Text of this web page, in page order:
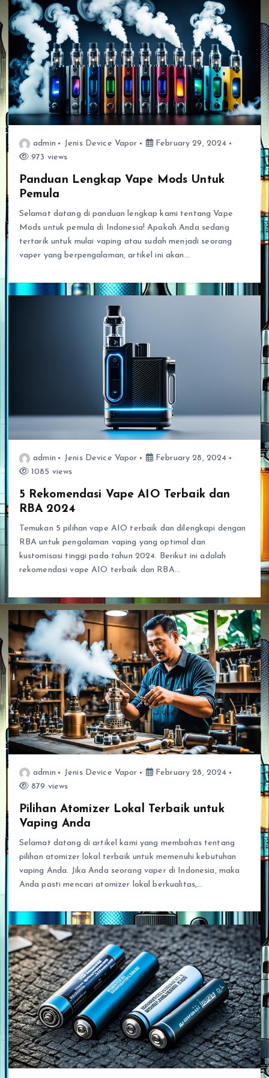
admin Jenis Device Vapor
February 29, 2024
973 views
Panduan Lengkap Vape Mods Untuk
Pemula
Selamat datang di panduan lengkap kami tentang Vape
Mods untuk pemula di Indonesia! Apakah Anda sedang
tertarik untuk mulai vaping atau sudah menjadi seorang
vaper yang berpengalaman, artikel ini akan…
admin Jenis Device Vapor
February 28, 2024
1085 views
5 Rekomendasi Vape AIO Terbaik dan
RBA 2024
Temukan 5 pilihan vape AIO terbaik dan dilengkapi dengan
RBA untuk pengalaman vaping yang optimal dan
kustomisasi tinggi pada tahun 2024. Berikut ini adalah
rekomendasi vape AIO terbaik dan RBA…
admin Jenis Device Vapor
February 28, 2024
879 views
Pilihan Atomizer Lokal Terbaik untuk
Vaping Anda
Selamat datang di artikel kami yang membahas tentang
pilihan atomizer lokal terbaik untuk memenuhi kebutuhan
vaping Anda. Jika Anda seorang vaper di Indonesia, maka
Anda pasti mencari atomizer lokal berkualitas,…